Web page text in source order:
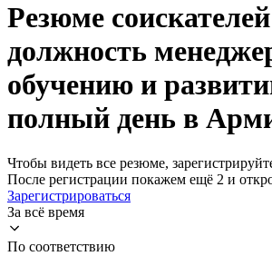
Резюме
должность
обучению и
полный день в
Чтобы видеть все резюме,
После регистрации покажем ещё 2 и
Зарегистрироваться
За всё время
По соответствию